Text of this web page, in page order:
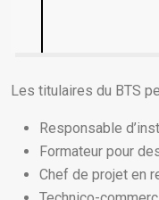
Les titulaires du BTS
Responsable
Formateur pour
Chef de projet en